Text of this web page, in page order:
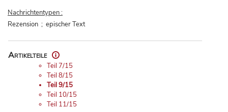
Nachrichtentypen :
Rezension ; epischer Text
Artikelteile
Teil 7/15
Teil 8/15
Teil 9/15
Teil 10/15
Teil 11/15